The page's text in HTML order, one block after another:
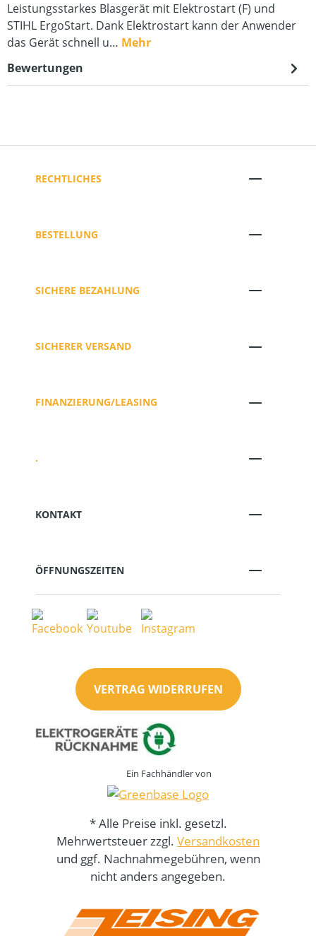
Leistungsstarkes Blasgerät mit Elektrostart (F) und
STIHL ErgoStart. Dank Elektrostart kann der Anwender
das Gerät schnell u… Mehr
Bewertungen
RECHTLICHES
BESTELLUNG
SICHERE BEZAHLUNG
SICHERER VERSAND
FINANZIERUNG/LEASING
.
KONTAKT
ÖFFNUNGSZEITEN
VERTRAG WIDERRUFEN
Ein Fachhändler von
* Alle Preise inkl. gesetzl.
Mehrwertsteuer zzgl. Versandkosten
und ggf. Nachnahmegebühren, wenn
nicht anders angegeben.